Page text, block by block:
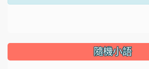
隨機小語